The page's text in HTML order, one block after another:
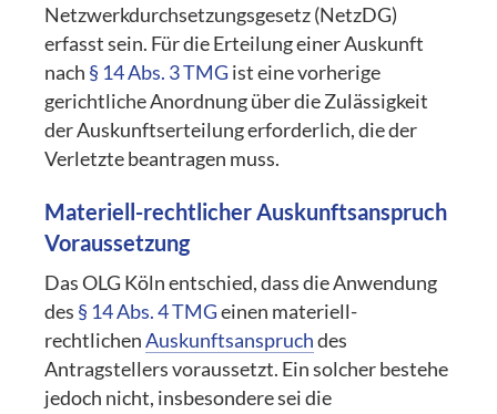
Netzwerkdurchsetzungsgesetz (NetzDG)
erfasst sein. Für die Erteilung einer Auskunft
nach § 14 Abs. 3 TMG ist eine vorherige
gerichtliche Anordnung über die Zulässigkeit
der Auskunftserteilung erforderlich, die der
Verletzte beantragen muss.
Materiell-rechtlicher Auskunftsanspruch
Voraussetzung
Das OLG Köln entschied, dass die Anwendung
des § 14 Abs. 4 TMGeinen materiell-
rechtlichenAuskunftsanspruchdes
Antragstellers voraussetzt. Ein solcher bestehe
jedoch nicht, insbesondere sei die